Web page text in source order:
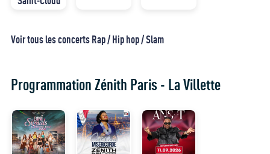
Voir tous les concerts Rap / Hip hop / Slam
Programmation Zénith Paris - La Villette